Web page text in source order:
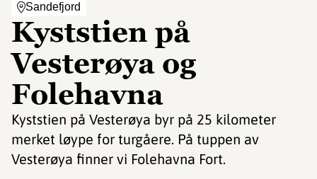
Sandefjord
Kyststien på
Vesterøya og
Folehavna
Kyststien på Vesterøya byr på 25 kilometer
merket løype for turgåere. På tuppen av
Vesterøya finner vi Folehavna Fort.